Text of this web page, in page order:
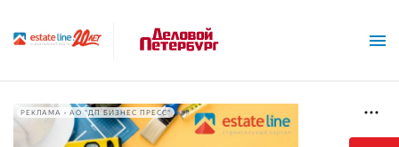
РЕКЛАМА • АО "ДП БИЗНЕС ПРЕСС"